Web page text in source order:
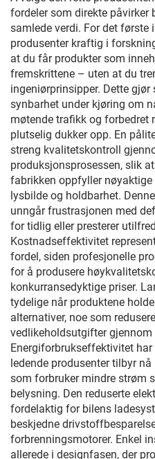
fordeler som direkte påvirker
samlede verdi. For det første
produsenter kraftig i
at du får produkter som
fremskrittene – uten at du
ingeniørprinsipper. Dette gjør
synbarhet under kjøring om
møtende trafikk og forbedret
plutselig dukker opp. En
streng kvalitetskontroll
produksjonsprosessen, slik
fabrikken oppfyller
lysbilde og holdbarhet.
unngår frustrasjonen med
for tidlig eller presterer
Kostnadseffektivitet
fordel, siden profesjonelle
for å produsere
konkurransedyktige priser.
tydelige når produktene
alternativer, noe som
vedlikeholdsutgifter gjennom
Energiforbrukseffektivitet
ledende produsenter tilbyr
som forbruker mindre strøm
belysning. Den reduserte
fordelaktig for bilens
beskjedne
forbrenningsmotorer. Enkel
allerede i designfasen, der